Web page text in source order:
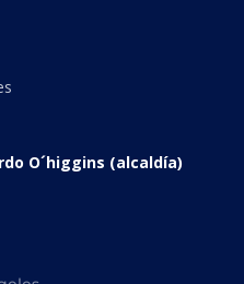
O´higgins (alcaldía)